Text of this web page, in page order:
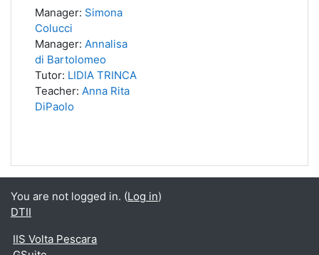
Manager: Simona
Colucci
Manager: Annalisa
di Bartolomeo
Tutor: LIDIA TRINCA
Teacher: Anna Rita
DiPaolo
You are not logged in. (Log in)
DTII
IIS Volta Pescara